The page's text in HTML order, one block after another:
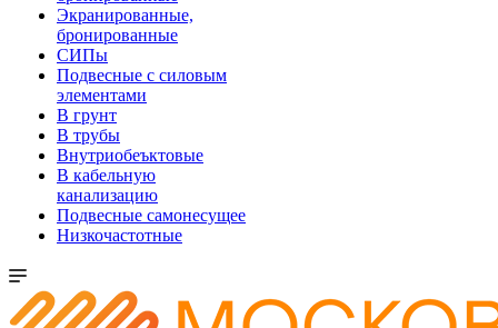
Экранированные,
бронированные
СИПы
Подвесные с силовым
элементами
В грунт
В трубы
Внутриобеъктовые
В кабельную
канализацию
Подвесные самонесущее
Низкочастотные